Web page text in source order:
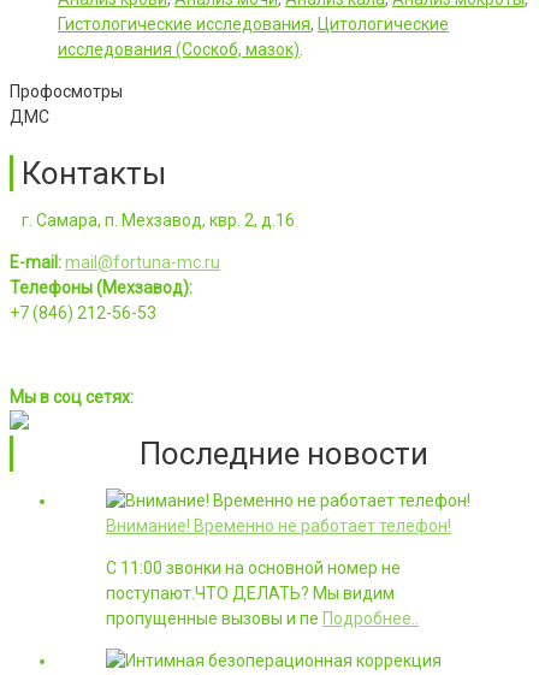
Гистологические исследования, Цитологические
исследования (Соскоб, мазок)
Профосмотры
ДМС
Контакты
г. Самара, п. Мехзавод, квр. 2, д.16
E-mail:mail@fortuna-mc.ru
Телефоны (Мехзавод):
+7 (846) 212-56-53
Мы в соц сетях:
Последние новости
Внимание! Временно не работает телефон!
С 11:00 звонки на основной номер не
поступают.ЧТО ДЕЛАТЬ? Мы видим
пропущенные вызовы и пе Подробнее..